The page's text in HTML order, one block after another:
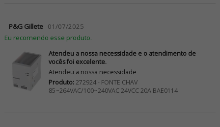
P&G Gillete 01/07/2025
Eu recomendo esse produto.
Atendeu a nossa necessidade e o atendimento de
vocês foi excelente.
Atendeu a nossa necessidade
Produto:272924 - FONTE CHAV
85~264VAC/100~240VAC 24VCC 20A BAE0114